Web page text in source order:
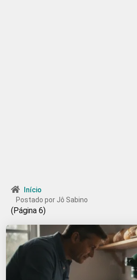
Início
Postado por Jô Sabino
(Página 6)